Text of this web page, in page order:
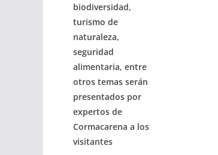
biodiversidad,
turismo de
naturaleza,
seguridad
alimentaria, entre
otros temas serán
presentados por
expertos de
Cormacarena a los
visitantes